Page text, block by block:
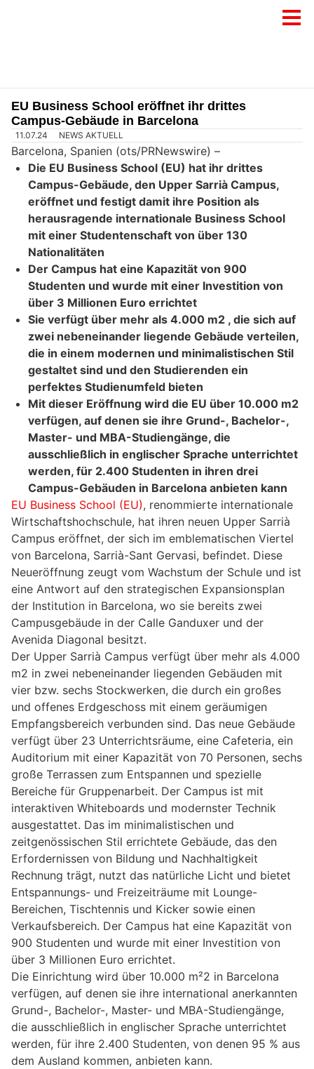
EU Business School eröffnet ihr drittes
Campus-Gebäude in Barcelona
11.07.24 NEWS AKTUELL
Barcelona, Spanien (ots/PRNewswire) –
Die EU Business School (EU) hat ihr drittes
Campus-Gebäude, den Upper Sarrià Campus,
eröffnet und festigt damit ihre Position als
herausragende internationale Business School
mit einer Studentenschaft von über 130
Nationalitäten
Der Campus hat eine Kapazität von 900
Studenten und wurde mit einer Investition von
über 3 Millionen Euro errichtet
Sie verfügt über mehr als 4.000 m2 , die sich auf
zwei nebeneinander liegende Gebäude verteilen,
die in einem modernen und minimalistischen Stil
gestaltet sind und den Studierenden ein
perfektes Studienumfeld bieten
Mit dieser Eröffnung wird die EU über 10.000 m2
verfügen, auf denen sie ihre Grund-, Bachelor-,
Master- und MBA-Studiengänge, die
ausschließlich in englischer Sprache unterrichtet
werden, für 2.400 Studenten in ihren drei
Campus-Gebäuden in Barcelona anbieten kann
EU Business School (EU), renommierte internationale
Wirtschaftshochschule, hat ihren neuen Upper Sarrià
Campus eröffnet, der sich im emblematischen Viertel
von Barcelona, Sarrià-Sant Gervasi, befindet. Diese
Neueröffnung zeugt vom Wachstum der Schule und ist
eine Antwort auf den strategischen Expansionsplan
der Institution in Barcelona, wo sie bereits zwei
Campusgebäude in der Calle Ganduxer und der
Avenida Diagonal besitzt.
Der Upper Sarrià Campus verfügt über mehr als 4.000
m2 in zwei nebeneinander liegenden Gebäuden mit
vier bzw. sechs Stockwerken, die durch ein großes
und offenes Erdgeschoss mit einem geräumigen
Empfangsbereich verbunden sind. Das neue Gebäude
verfügt über 23 Unterrichtsräume, eine Cafeteria, ein
Auditorium mit einer Kapazität von 70 Personen, sechs
große Terrassen zum Entspannen und spezielle
Bereiche für Gruppenarbeit. Der Campus ist mit
interaktiven Whiteboards und modernster Technik
ausgestattet. Das im minimalistischen und
zeitgenössischen Stil errichtete Gebäude, das den
Erfordernissen von Bildung und Nachhaltigkeit
Rechnung trägt, nutzt das natürliche Licht und bietet
Entspannungs- und Freizeiträume mit Lounge-
Bereichen, Tischtennis und Kicker sowie einen
Verkaufsbereich. Der Campus hat eine Kapazität von
900 Studenten und wurde mit einer Investition von
über 3 Millionen Euro errichtet.
Die Einrichtung wird über 10.000 m²2 in Barcelona
verfügen, auf denen sie ihre international anerkannten
Grund-, Bachelor-, Master- und MBA-Studiengänge,
die ausschließlich in englischer Sprache unterrichtet
werden, für ihre 2.400 Studenten, von denen 95 % aus
dem Ausland kommen, anbieten kann.